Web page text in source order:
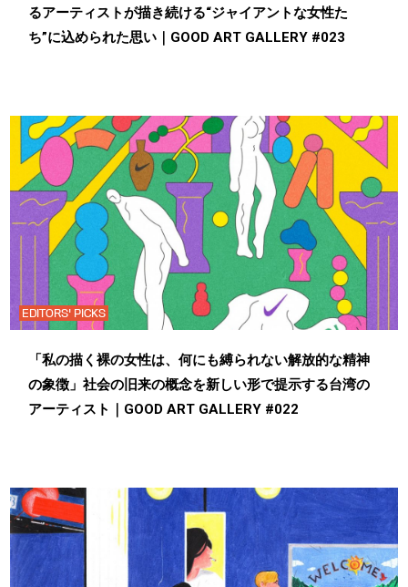
るアーティストが描き続ける“ジャイアントな女性た
ち”に込められた思い｜GOOD ART GALLERY #023
EDITORS' PICKS
「私の描く裸の女性は、何にも縛られない解放的な精神
の象徴」社会の旧来の概念を新しい形で提示する台湾の
アーティスト｜GOOD ART GALLERY #022